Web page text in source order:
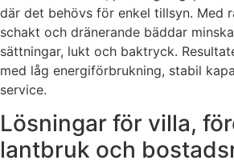
där det behövs för enkel tillsyn. Med
schakt och dränerande bäddar
sättningar, lukt och baktryck.
med låg energiförbrukning, stabil
service.
Lösningar för villa,
lantbruk och